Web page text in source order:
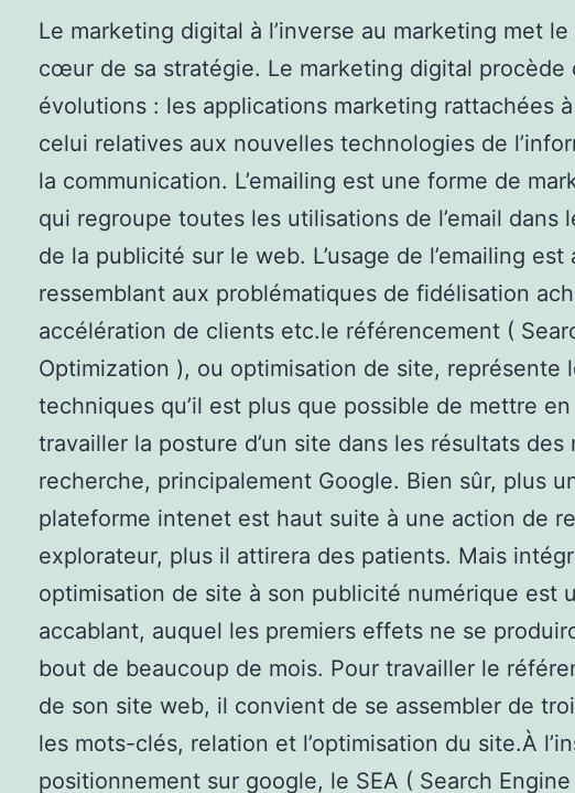
Le marketing digital à l’inverse au marketing met
cœur de sa stratégie. Le marketing digital procède
évolutions : les applications marketing rattachées
celui relatives aux nouvelles technologies de
la communication. L’emailing est une forme de
qui regroupe toutes les utilisations de l’email dans
de la publicité sur le web. L’usage de l’emailing est
ressemblant aux problématiques de fidélisation
accélération de clients etc.le référencement (
Optimization ), ou optimisation de site, représente
techniques qu’il est plus que possible de mettre
travailler la posture d’un site dans les résultats des
recherche, principalement Google. Bien sûr, plus
plateforme intenet est haut suite à une action de
explorateur, plus il attirera des patients. Mais
optimisation de site à son publicité numérique est
accablant, auquel les premiers effets ne se
bout de beaucoup de mois. Pour travailler le
de son site web, il convient de se assembler de
les mots-clés, relation et l’optimisation du site.À
positionnement sur google, le SEA ( Search